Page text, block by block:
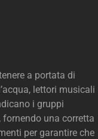
a portata di
lettori musicali
i gruppi
una corretta
per garantire che